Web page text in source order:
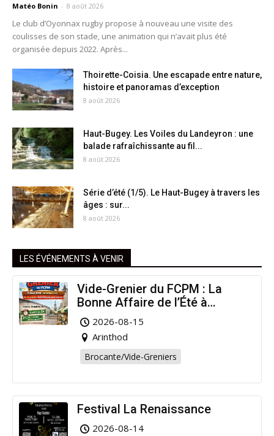
Matéo Bonin - 8 août 2026
Le club d’Oyonnax rugby propose à nouveau une visite des
coulisses de son stade, une animation qui n’avait plus été
organisée depuis 2022. Après...
Thoirette-Coisia. Une escapade entre nature,
histoire et panoramas d’exception
8 août 2026
Haut-Bugey. Les Voiles du Landeyron : une
balade rafraîchissante au fil...
8 août 2026
Série d’été (1/5). Le Haut-Bugey à travers les
âges : sur...
8 août 2026
LES ÉVÉNEMENTS À VENIR
Vide-Grenier du FCPM : La
Bonne Affaire de l’Été à
Arinthod !
2026-08-15
Arinthod
Brocante/Vide-Greniers
Festival La Renaissance
2026-08-14